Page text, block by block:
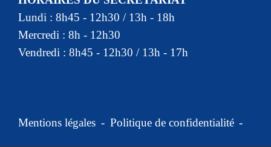
Lundi : 8h45 - 12h30 / 13h - 18h
Mercredi : 8h - 12h30
Vendredi : 8h45 - 12h30 / 13h - 17h
Mentions légales - Politique de confidentialité -